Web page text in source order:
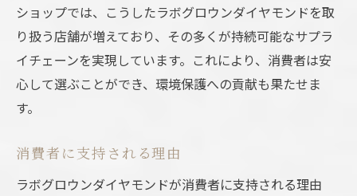
ショップでは、こうしたラボグロウンダイヤモンドを取
り扱う店舗が増えており、その多くが持続可能なサプラ
イチェーンを実現しています。これにより、消費者は安
心して選ぶことができ、環境保護への貢献も果たせま
す。
消費者に支持される理由
ラボグロウンダイヤモンドが消費者に支持される理由